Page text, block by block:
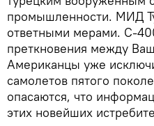
промышленности. МИД
ответными мерами. С-
преткновения между
Американцы уже
самолетов пятого
опасаются, что
этих новейших